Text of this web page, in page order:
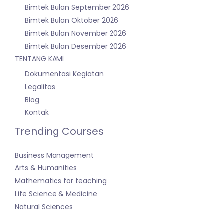
Bimtek Bulan September 2026
Bimtek Bulan Oktober 2026
Bimtek Bulan November 2026
Bimtek Bulan Desember 2026
TENTANG KAMI
Dokumentasi Kegiatan
Legalitas
Blog
Kontak
Trending Courses
Business Management
Arts & Humanities
Mathematics for teaching
Life Science & Medicine
Natural Sciences